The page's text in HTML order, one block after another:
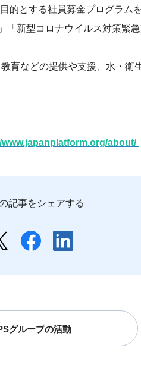
的とする社員募金プログラム
新型コロナウイルス対策緊
育などの提供や支援、水・衛
www.japanplatform.org/about/
記事をシェアする
グループの活動